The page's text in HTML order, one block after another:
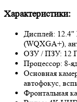
Характеристики:
Дисплей:
(WQXGA+),
ОЗУ / ПЗУ: 12
Процессор: 8-
Основная
автофокус,
Фронтальная